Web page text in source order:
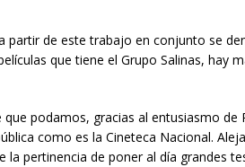
partir de este trabajo en conjunto se
que tiene el Grupo Salinas, hay
que podamos, gracias al entusiasmo de
como es la Cineteca Nacional.
la pertinencia de poner al día grandes